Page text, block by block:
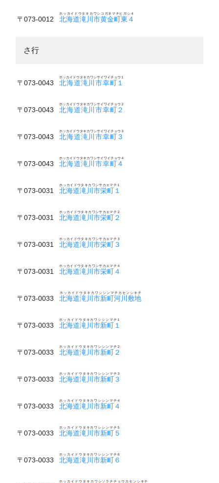
〒073-0012 北海道滝川市黄金町東４
ホッカイドウタキカワシコガネマチヒガシ４
さ行
〒073-0043 北海道滝川市幸町１
ホッカイドウタキカワシサイワイチョウ１
〒073-0043 北海道滝川市幸町２
ホッカイドウタキカワシサイワイチョウ２
〒073-0043 北海道滝川市幸町３
ホッカイドウタキカワシサイワイチョウ３
〒073-0043 北海道滝川市幸町４
ホッカイドウタキカワシサイワイチョウ４
〒073-0031 北海道滝川市栄町１
ホッカイドウタキカワシサカエマチ１
〒073-0031 北海道滝川市栄町２
ホッカイドウタキカワシサカエマチ２
〒073-0031 北海道滝川市栄町３
ホッカイドウタキカワシサカエマチ３
〒073-0031 北海道滝川市栄町４
ホッカイドウタキカワシサカエマチ４
〒073-0033 北海道滝川市新町河川敷地
ホッカイドウタキカワシシンマチカセンシキチ
〒073-0033 北海道滝川市新町１
ホッカイドウタキカワシシンマチ１
〒073-0033 北海道滝川市新町２
ホッカイドウタキカワシシンマチ２
〒073-0033 北海道滝川市新町３
ホッカイドウタキカワシシンマチ３
〒073-0033 北海道滝川市新町４
ホッカイドウタキカワシシンマチ４
〒073-0033 北海道滝川市新町５
ホッカイドウタキカワシシンマチ５
〒073-0033 北海道滝川市新町６
ホッカイドウタキカワシシンマチ６
ホッカイドウタキカワシソラチチョウカセンシキチ